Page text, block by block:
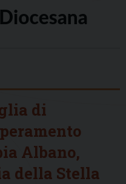
di
Albano,
della Stella